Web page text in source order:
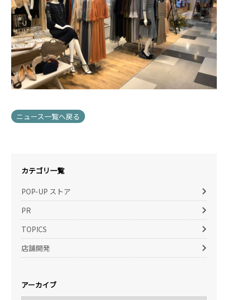
ニュース一覧へ戻る
カテゴリ一覧
POP-UP ストア
PR
TOPICS
店舗開発
アーカイブ